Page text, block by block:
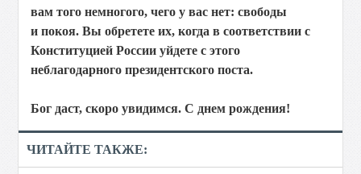
вам того немногого, чего у вас нет: свободы
и покоя. Вы обретете их, когда в соответствии с
Конституцией России уйдете с этого
неблагодарного президентского поста.
Бог даст, скоро увидимся. С днем рождения!
ЧИТАЙТЕ ТАКЖЕ: